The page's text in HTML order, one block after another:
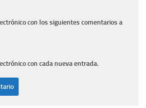
con los siguientes comentarios a
con cada nueva entrada.